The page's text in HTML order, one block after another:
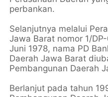
perbankan.
Selanjutnya melalui
Jawa Barat nomor 1/
Juni 1978, nama PD
Daerah Jawa Barat
Pembangunan Daerah
Berlanjut pada tahun